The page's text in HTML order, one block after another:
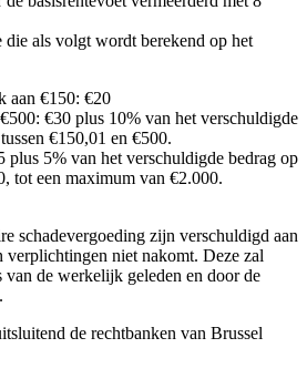
die als volgt wordt berekend op het
aan €150: €20
€30 plus 10% van het verschuldigde
€150,01 en €500.
plus 5% van het verschuldigde bedrag op
tot een maximum van €2.000.
schadevergoeding zijn verschuldigd aan
niet nakomt. Deze zal
van de werkelijk geleden en door de
de rechtbanken van Brussel